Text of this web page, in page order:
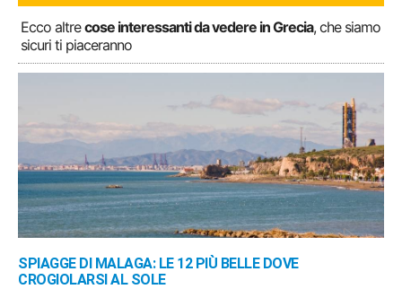
Ecco altrecose interessanti da vedere in Grecia, che siamo
sicuri ti piaceranno
SPIAGGE DI MALAGA: LE 12 PIÙ BELLE DOVE
CROGIOLARSI AL SOLE